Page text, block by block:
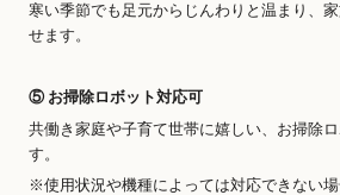
寒い季節でも足元からじんわりと温まり、
せます。
⑤ お掃除ロボット対応可
共働き家庭や子育て世帯に嬉しい、お掃除
す。
※使用状況や機種によっては対応できない場